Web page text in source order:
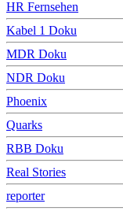
HR Fernsehen
Kabel 1 Doku
MDR Doku
NDR Doku
Phoenix
Quarks
RBB Doku
Real Stories
reporter